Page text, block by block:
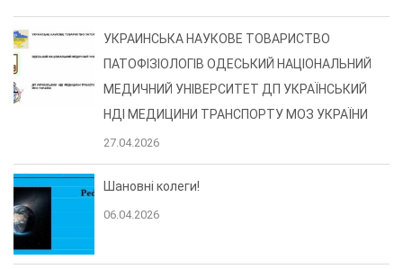
УКРАИНСЬКА НАУКОВЕ ТОВАРИСТВО
ПАТОФІЗІОЛОГІВ ОДЕСЬКИЙ НАЦІОНАЛЬНИЙ
МЕДИЧНИЙ УНІВЕРСИТЕТ ДП УКРАЇНСЬКИЙ
НДІ МЕДИЦИНИ ТРАНСПОРТУ МОЗ УКРАЇНИ
27.04.2026
Шановні колеги!
06.04.2026